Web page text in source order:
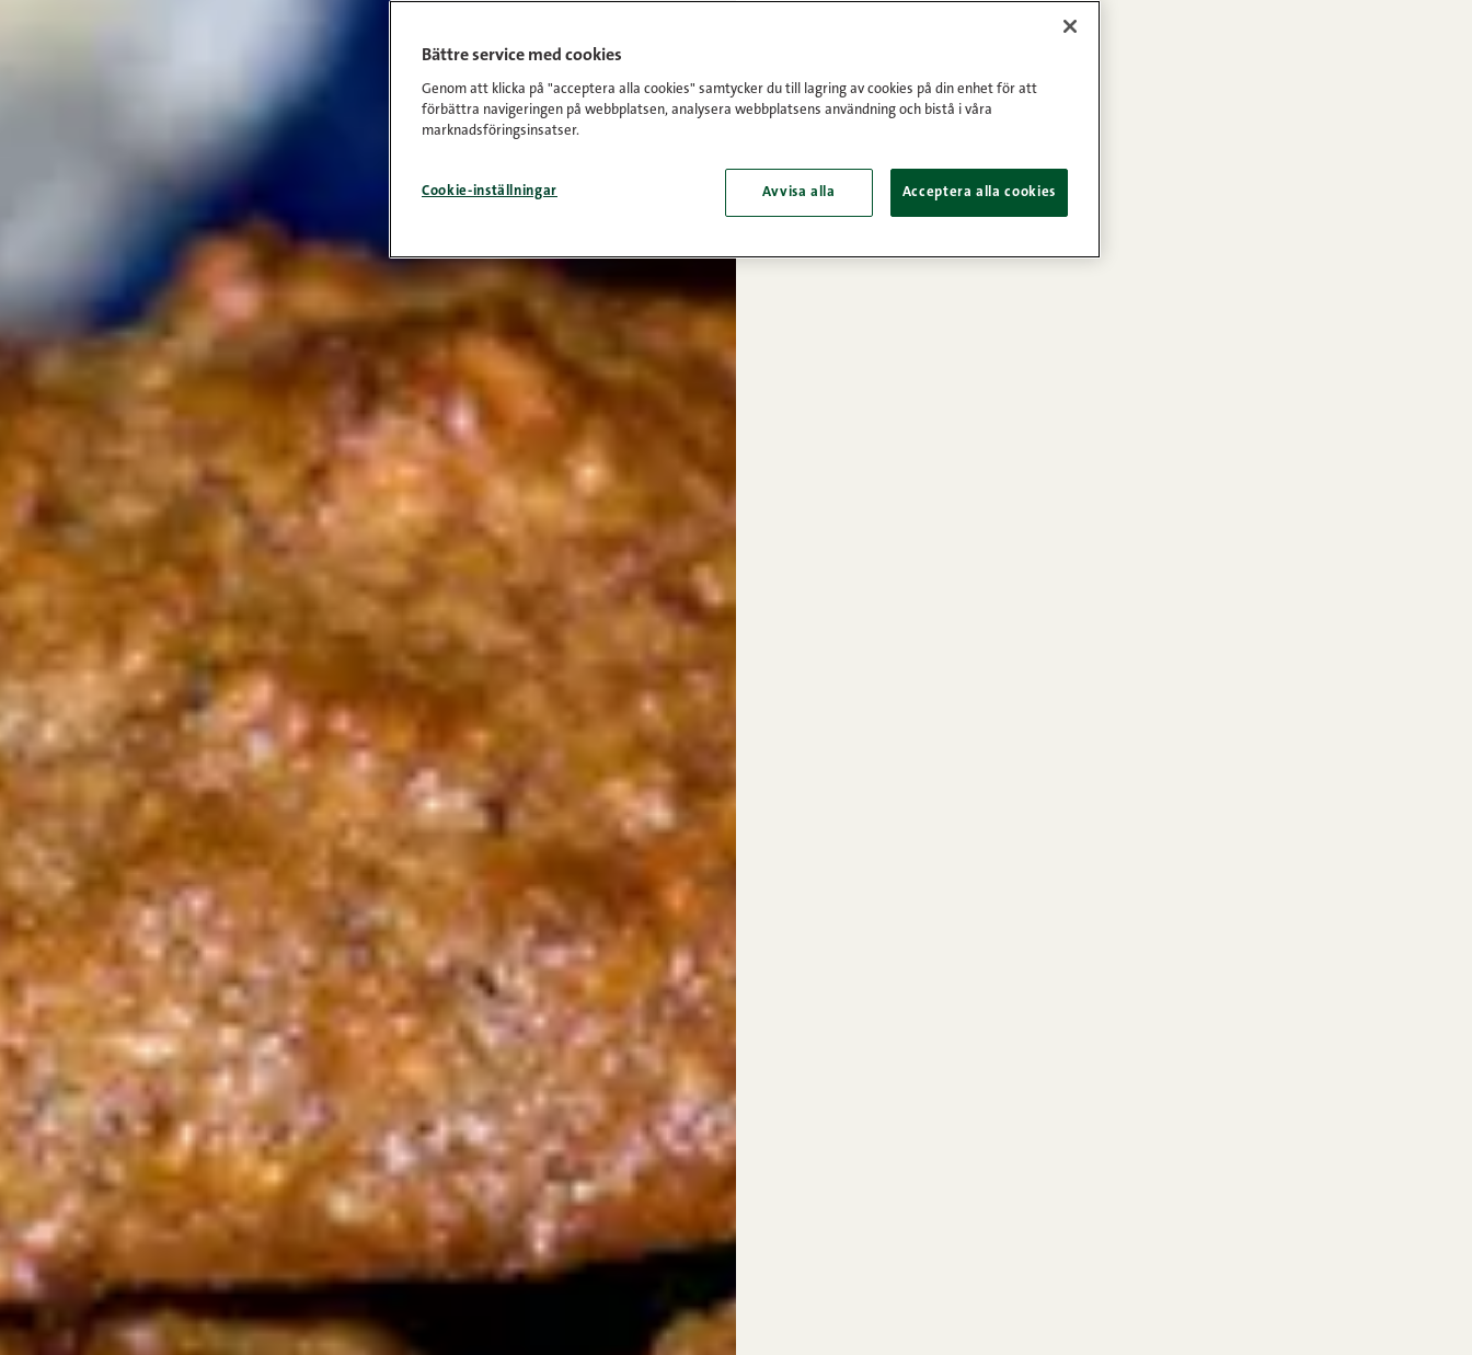
Bättre service med cookies
Genom att klicka på "acceptera alla cookies" samtycker du till lagring av cookies på din enhet för att
förbättra navigeringen på webbplatsen, analysera webbplatsens användning och bistå i våra
marknadsföringsinsatser.
Cookie-inställningar Avvisa alla Acceptera alla cookies